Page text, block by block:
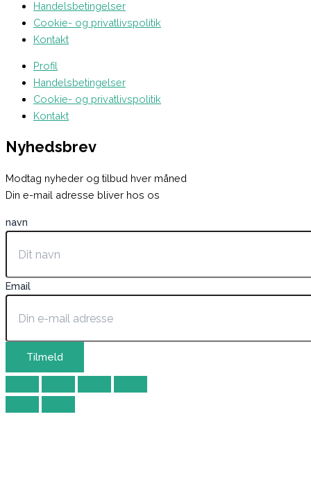
Handelsbetingelser
Cookie- og privatlivspolitik
Kontakt
Profil
Handelsbetingelser
Cookie- og privatlivspolitik
Kontakt
Nyhedsbrev
Modtag nyheder og tilbud hver måned
Din e-mail adresse bliver hos os
navn
Email
Tilmeld